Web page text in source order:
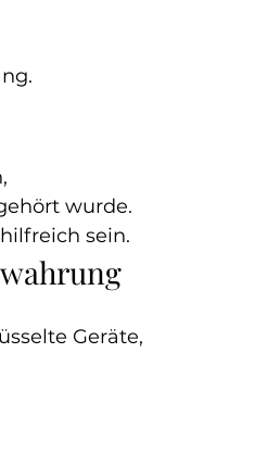
wurde.
sein.
Geräte,